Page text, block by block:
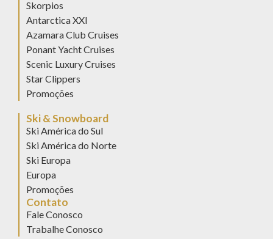
Skorpios
Antarctica XXI
Azamara Club Cruises
Ponant Yacht Cruises
Scenic Luxury Cruises
Star Clippers
Promoções
Ski & Snowboard
Ski América do Sul
Ski América do Norte
Ski Europa
Europa
Promoções
Contato
Fale Conosco
Trabalhe Conosco